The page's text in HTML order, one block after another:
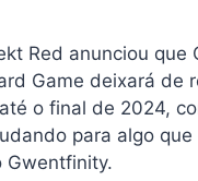
Red anunciou que
Game deixará de
o final de 2024,
para algo
Gwentfinity.